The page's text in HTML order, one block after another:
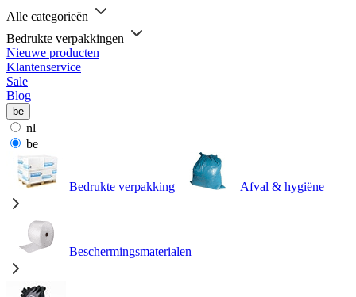
Alle categorieën
Bedrukte verpakkingen
Nieuwe producten
Klantenservice
Sale
Blog
be
nl
be
Bedrukte verpakking Afval & hygiëne
Beschermingsmaterialen